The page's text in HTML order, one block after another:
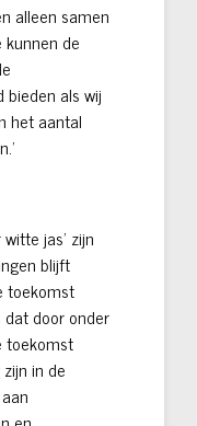
alleen samen
kunnen de
als wij
het aantal
jas’ zijn
blijft
toekomst
dat door onder
toekomst
in de